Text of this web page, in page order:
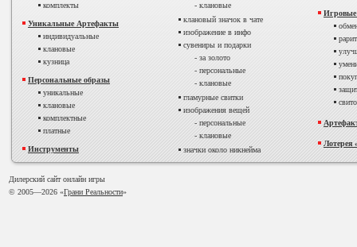
комплекты
Уникальные Артефакты
индивидуальные
клановые
кузница
Персональные образы
уникальные
клановые
комплектные
платные
Инструменты
- клановые
клановый значок в чате
изображение в инфо
сувениры и подарки
- за золото
- персональные
- клановые
гламурные свитки
изображения вещей
- персональные
- клановые
значки около никнейма
Игровые
Лотерея
Дилерский сайт онлайн игры
© 2005—2026 «Грани Реальности»